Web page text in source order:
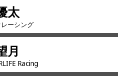
太
ーシング
月
Racing